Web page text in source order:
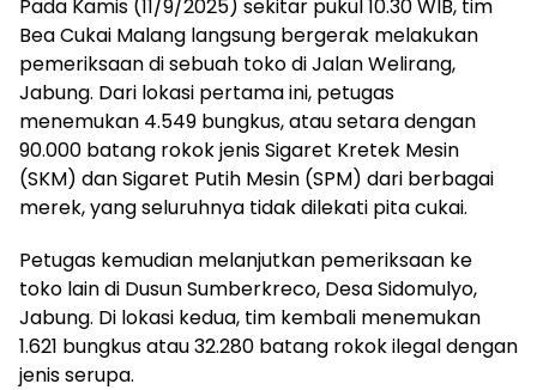
Pada Kamis (11/9/2025) sekitar pukul 10.30 WIB, tim
Bea Cukai Malang langsung bergerak melakukan
pemeriksaan di sebuah toko di Jalan Welirang,
Jabung. Dari lokasi pertama ini, petugas
menemukan 4.549 bungkus, atau setara dengan
90.000 batang rokok jenis Sigaret Kretek Mesin
(SKM) dan Sigaret Putih Mesin (SPM) dari berbagai
merek, yang seluruhnya tidak dilekati pita cukai.
Petugas kemudian melanjutkan pemeriksaan ke
toko lain di Dusun Sumberkreco, Desa Sidomulyo,
Jabung. Di lokasi kedua, tim kembali menemukan
1.621 bungkus atau 32.280 batang rokok ilegal dengan
jenis serupa.